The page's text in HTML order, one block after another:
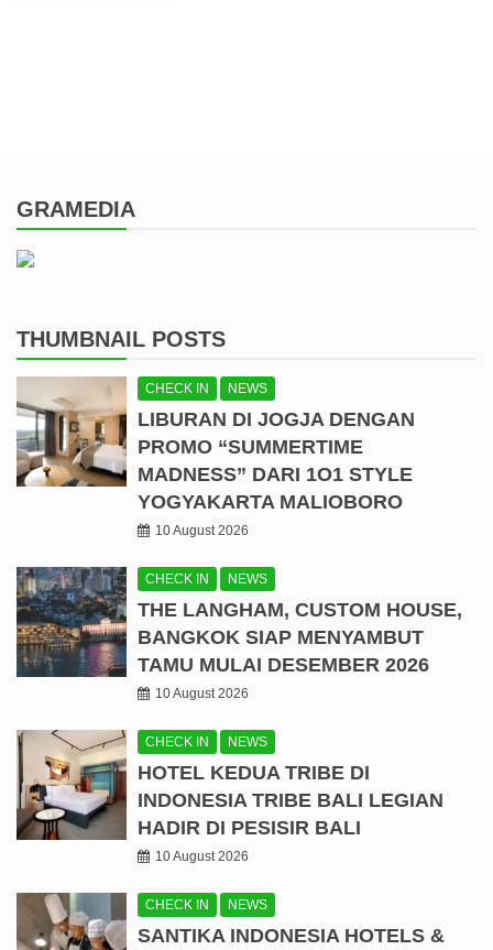
GRAMEDIA
THUMBNAIL POSTS
CHECK IN NEWS
LIBURAN DI JOGJA DENGAN
PROMO “SUMMERTIME
MADNESS” DARI 1O1 STYLE
YOGYAKARTA MALIOBORO
10 August 2026
CHECK IN NEWS
THE LANGHAM, CUSTOM HOUSE,
BANGKOK SIAP MENYAMBUT
TAMU MULAI DESEMBER 2026
10 August 2026
CHECK IN NEWS
HOTEL KEDUA TRIBE DI
INDONESIA TRIBE BALI LEGIAN
HADIR DI PESISIR BALI
10 August 2026
CHECK IN NEWS
SANTIKA INDONESIA HOTELS &